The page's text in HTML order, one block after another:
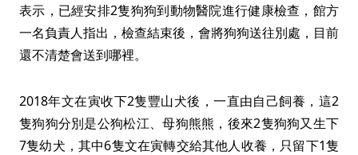
表示，已經安排2隻狗狗到動物醫院進行健康檢查，館方
一名負責人指出，檢查結束後，會將狗狗送往別處，目前
還不清楚會送到哪裡。
2018年文在寅收下2隻豐山犬後，一直由自己飼養，這2
隻狗狗分別是公狗松江、母狗熊熊，後來2隻狗狗又生下
7隻幼犬，其中6隻文在寅轉交給其他人收養，只留下1隻